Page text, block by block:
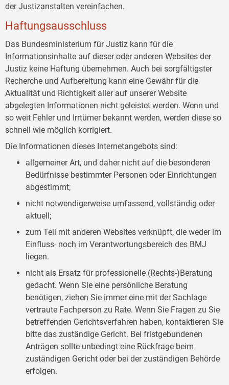
der Justizanstalten vereinfachen.
Haftungsausschluss
Das Bundesministerium für Justiz kann für die
Informationsinhalte auf dieser oder anderen Websites der
Justiz keine Haftung übernehmen. Auch bei sorgfältigster
Recherche und Aufbereitung kann eine Gewähr für die
Aktualität und Richtigkeit aller auf unserer Website
abgelegten Informationen nicht geleistet werden. Wenn und
so weit Fehler und Irrtümer bekannt werden, werden diese so
schnell wie möglich korrigiert.
Die Informationen dieses Internetangebots sind:
allgemeiner Art, und daher nicht auf die besonderen
Bedürfnisse bestimmter Personen oder Einrichtungen
abgestimmt;
nicht notwendigerweise umfassend, vollständig oder
aktuell;
zum Teil mit anderen Websites verknüpft, die weder im
Einfluss- noch im Verantwortungsbereich des BMJ
liegen.
nicht als Ersatz für professionelle (Rechts-)Beratung
gedacht. Wenn Sie eine persönliche Beratung
benötigen, ziehen Sie immer eine mit der Sachlage
vertraute Fachperson zu Rate. Wenn Sie Fragen zu Sie
betreffenden Gerichtsverfahren haben, kontaktieren Sie
bitte das zuständige Gericht. Bei fristgebundenen
Anträgen sollte unbedingt eine Rückfrage beim
zuständigen Gericht oder bei der zuständigen Behörde
erfolgen.